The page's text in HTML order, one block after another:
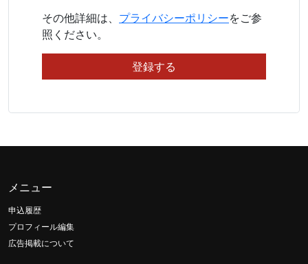
その他詳細は、 プライバシーポリシーをご参
照ください。
メニュー
申込履歴
プロフィール編集
広告掲載について